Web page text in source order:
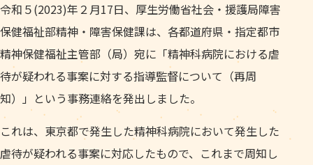
令和５(2023)年２月17日、厚生労働省社会・援護局障害
保健福祉部精神・障害保健課は、各都道府県・指定都市
精神保健福祉主管部（局）宛に「精神科病院における虐
待が疑われる事案に対する指導監督について（再周
知）」という事務連絡を発出しました。
これは、東京都で発生した精神科病院において発生した
虐待が疑われる事案に対応したもので、これまで周知し